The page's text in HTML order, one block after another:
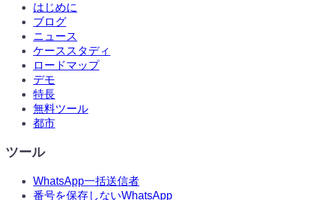
はじめに
ブログ
ニュース
ケーススタディ
ロードマップ
デモ
特長
無料ツール
都市
ツール
WhatsApp一括送信者
番号を保存しないWhatsApp